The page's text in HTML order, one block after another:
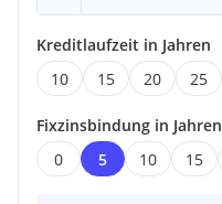
Kreditlaufzeit in Jahren
10
15 20 25
Fixzinsbindung in Jahren
0
5 10 15